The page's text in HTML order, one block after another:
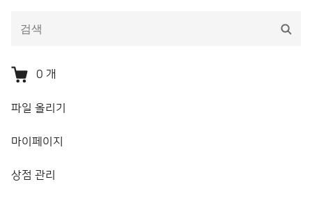
음
검
색:
검
0 개
파일 올리기
마이페이지
상점 관리